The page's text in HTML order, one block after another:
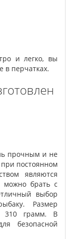
и легко, вы
в перчатках.
прочным и не
постоянном
являются
можно брать с
выбор
Размер
310 грамм. В
безопасной